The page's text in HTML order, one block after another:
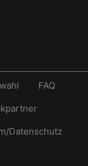
FAQ
Datenschutz